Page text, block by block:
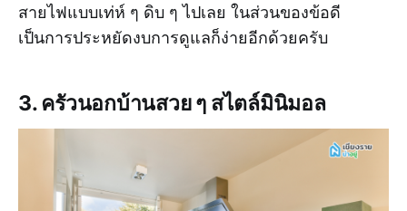
สายไฟแบบเท่ห์ ๆ ดิบ ๆ ไปเลย ในส่วนของข้อดี
เป็นการประหยัดงบการดูแลก็ง่ายอีกด้วยครับ
3. ครัวนอกบ้านสวย ๆ สไตล์มินิมอล